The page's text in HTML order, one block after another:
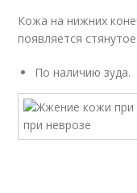
Кожа на нижних
появляется
По наличию зуда.